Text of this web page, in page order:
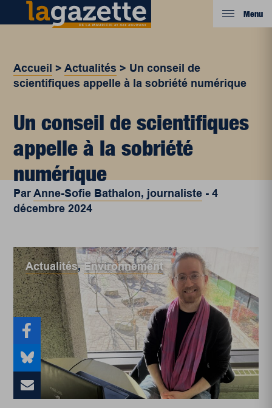
Menu
Accueil >Actualités > Un conseil de
scientifiques appelle à la sobriété numérique
Un conseil de scientifiques
appelle à la sobriété
numérique
ParAnne-Sofie Bathalon, journaliste -4
décembre 2024
Actualités,Environnement